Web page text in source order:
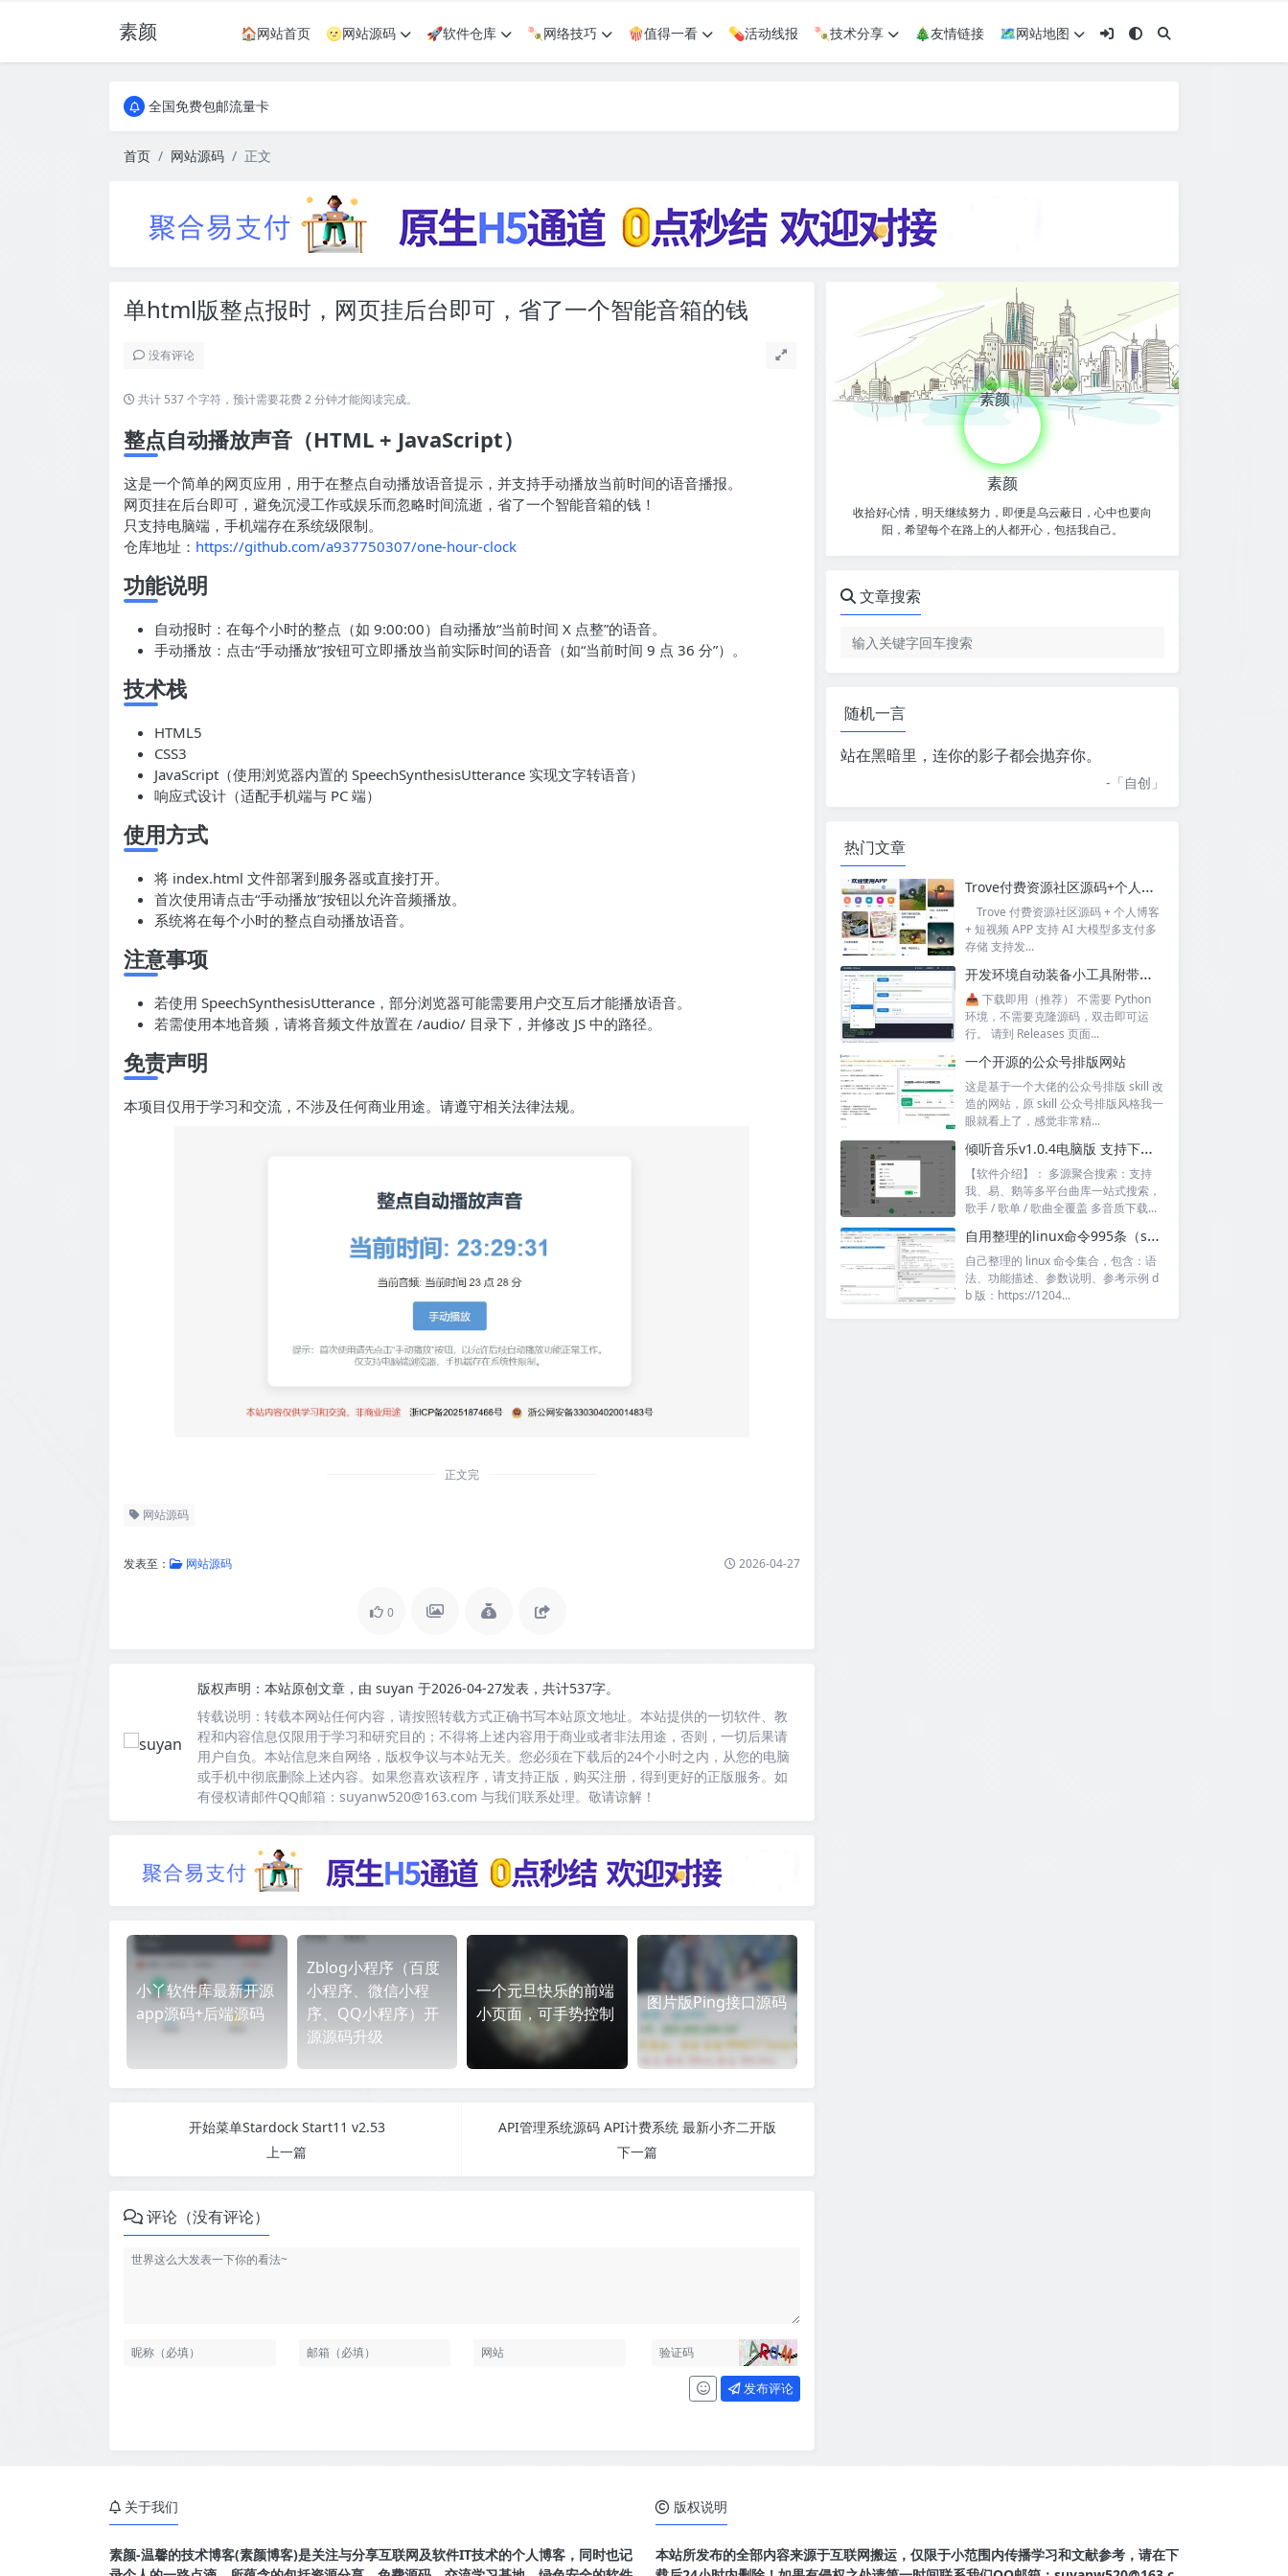
素颜 🏠网站首页 🌝网站源码 🚀软件仓库 🍡网络技巧 🍿值得一看 💊活动线报 🍡技术分享 🎄友情链接
🗺网站地图
全国免费包邮流量卡
全国免费包邮流量卡
首页
网站源码 正文
单html版整点报时，网页挂后台即可，省了一个智能音箱的钱
没有评论
共计 537 个字符，预计需要花费 2 分钟才能阅读完成。
整点自动播放声音（HTML + JavaScript）
这是一个简单的网页应用，用于在整点自动播放语音提示，并支持手动播放当前时间的语音播报。
网页挂在后台即可，避免沉浸工作或娱乐而忽略时间流逝，省了一个智能音箱的钱！
只支持电脑端，手机端存在系统级限制。
仓库地址： https://github.com/a937750307/one-hour-clock
功能说明
自动报时：在每个小时的整点（如 9:00:00）自动播放“当前时间 X 点整”的语音。
手动播放：点击“手动播放”按钮可立即播放当前实际时间的语音（如“当前时间 9 点 36 分”）。
技术栈
HTML5
CSS3
JavaScript（使用浏览器内置的 SpeechSynthesisUtterance 实现文字转语音）
响应式设计（适配手机端与 PC 端）
使用方式
将 index.html 文件部署到服务器或直接打开。
首次使用请点击“手动播放”按钮以允许音频播放。
系统将在每个小时的整点自动播放语音。
注意事项
若使用 SpeechSynthesisUtterance，部分浏览器可能需要用户交互后才能播放语音。
若需使用本地音频，请将音频文件放置在 /audio/ 目录下，并修改 JS 中的路径。
免责声明
本项目仅用于学习和交流，不涉及任何商业用途。请遵守相关法律法规。
正文完
网站源码
发表至： 网站源码 2026-04-27
0
版权声明： 本站原创文章，由 suyan 于2026-04-27发表，共计537字。
转载说明： 转载本网站任何内容，请按照转载方式正确书写本站原文地址。本站提供的一切软件、教
程和内容信息仅限用于学习和研究目的；不得将上述内容用于商业或者非法用途，否则，一切后果请
用户自负。本站信息来自网络，版权争议与本站无关。您必须在下载后的24个小时之内，从您的电脑
或手机中彻底删除上述内容。如果您喜欢该程序，请支持正版，购买注册，得到更好的正版服务。如
有侵权请邮件QQ邮箱：suyanw520@163.com 与我们联系处理。敬请谅解！
小丫软件库最新开源
app源码+后端源码
Zblog小程序（百度
小程序、微信小程
序、QQ小程序）开
源源码升级
一个元旦快乐的前端
小页面，可手势控制
图片版Ping接口源码
开始菜单Stardock Start11 v2.53
上一篇
API管理系统源码 API计费系统 最新小齐二开版
下一篇
评论（没有评论）
发布评论
素颜
收拾好心情，明天继续努力，即便是乌云蔽日，心中也要向
阳，希望每个在路上的人都开心，包括我自己。
文章搜索
随机一言
站在黑暗里，连你的影子都会抛弃你。
-「自创 」
热门文章
Trove付费资源社区源码+个人博客+短视频 APP 支持AI大模型多支付多存储
Trove 付费资源社区源码 + 个人博客
+ 短视频 APP 支持 AI 大模型多支付多
存储 支持发...
开发环境自动装备小工具附带源码
📥 下载即用（推荐） 不需要 Python
环境，不需要克隆源码，双击即可运
行。 请到 Releases 页面...
一个开源的公众号排版网站
这是基于一个大佬的公众号排版 skill 改
造的网站，原 skill 公众号排版风格我一
眼就看上了，感觉非常精...
倾听音乐v1.0.4电脑版 支持下载无损音质 可听可下有歌词
【软件介绍】： 多源聚合搜索：支持
我、易、鹅等多平台曲库一站式搜索，
歌手 / 歌单 / 歌曲全覆盖 多音质下载...
自用整理的linux命令995条（sql+excel）
自己整理的 linux 命令集合，包含：语
法、功能描述、参数说明、参考示例 d
b 版：https://1204...
技术栈
关于我们
素颜-温馨的技术博客(素颜博客)是关注与分享互联网及软件IT技术的个人博客，同时也记
版权说明
本站所发布的全部内容来源于互联网搬运，仅限于小范围内传播学习和文献参考，请在下